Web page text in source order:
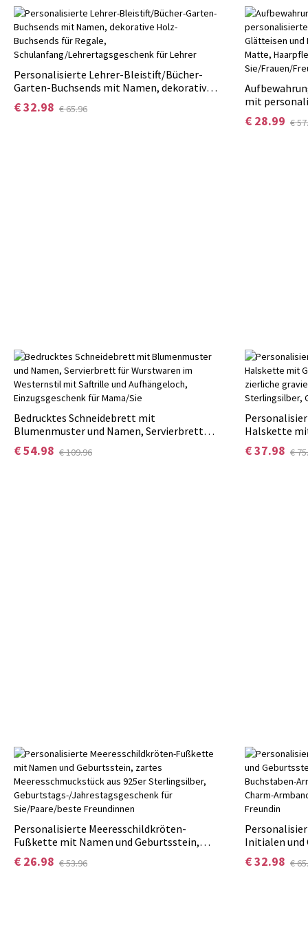
Personalisierte Lehrer-Bleistift/Bücher-
Garten-Buchsends mit Namen, dekorative
Holz-Buchsends für Regale,
Schulanfang/Lehrertagsgeschenk für
€ 32.98 € 65.96
mit
für
€ 28.99 €
Bedrucktes Schneidebrett mit
Blumenmuster und Namen, Servierbrett
für Wurstwaren im Westernstil mit Saftrille
und Aufhängeloch, Einzugsgeschenk für
€ 54.98 € 109.96
Halskette
zierliche
€ 37.98 €
Personalisierte Meeresschildkröten-
Fußkette mit Namen und Geburtsstein,
zartes Meeresschmuckstück aus 925er
Sterlingsilber,
€ 26.98 € 53.96
Initialen und
Armband,
€ 32.98 €